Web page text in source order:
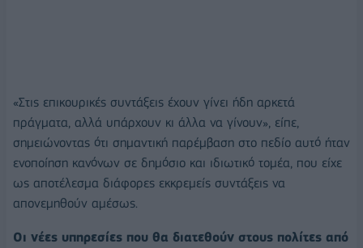
«Στις επικουρικές συντάξεις έχουν γίνει ήδη αρκετά
πράγματα, αλλά υπάρχουν κι άλλα να γίνουν», είπε,
σημειώνοντας ότι σημαντική παρέμβαση στο πεδίο αυτό ήταν
ενοποίηση κανόνων σε δημόσιο και ιδιωτικό τομέα, που είχε
ως αποτέλεσμα διάφορες εκκρεμείς συντάξεις να
απονεμηθούν αμέσως.
Οι νέες υπηρεσίες που θα διατεθούν στους πολίτες από